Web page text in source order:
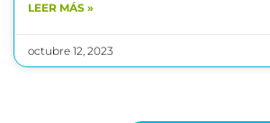
LEER MÁS »
octubre 12, 2023